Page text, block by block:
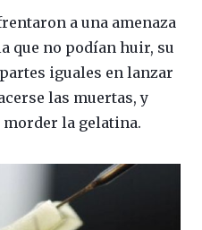
a una amenaza
que no podían huir, su
iguales en lanzar
las muertas, y
la gelatina.